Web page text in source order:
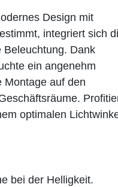
Design mit
integriert sich
Beleuchtung. Dank
ein angenehm
Montage auf den
optimalen
bei der Helligkeit.